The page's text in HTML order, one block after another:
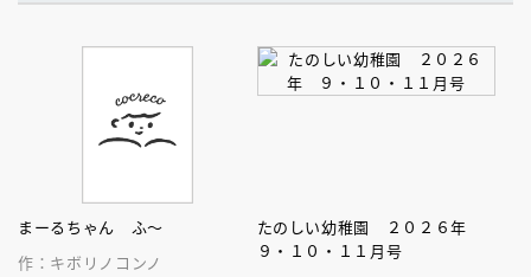
まーるちゃん ふ～
作：キボリノコンノ
たのしい幼稚園 ２０２６年
９・１０・１１月号